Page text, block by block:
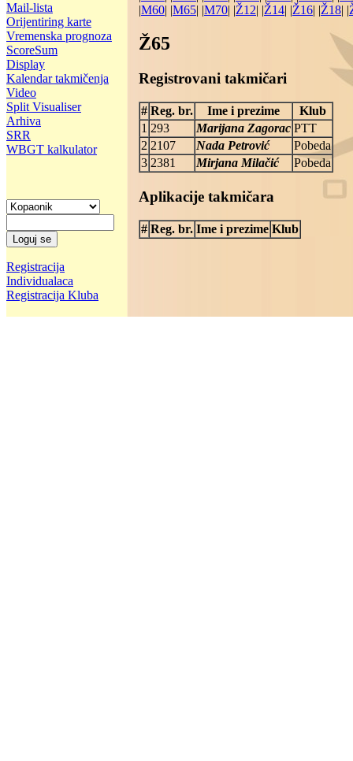
Mail-lista
Orijentiring karte
Vremenska prognoza
ScoreSum
Display
Kalendar takmičenja
Video
Split Visualiser
Arhiva
SRR
WBGT kalkulator
Registracija
Individualaca
Registracija Kluba
|M60| |M65| |M70| |Ž12| |Ž14| |Ž16| |Ž18| |
Ž65
Registrovani takmičari
# Reg. br. Ime i prezime
Klub
1 293 Marijana Zagorac PTT
2 2107 Nada Petrović
Pobeda
3 2381 Mirjana Milačić Pobeda
Aplikacije takmičara
# Reg. br. Ime i prezime Klub